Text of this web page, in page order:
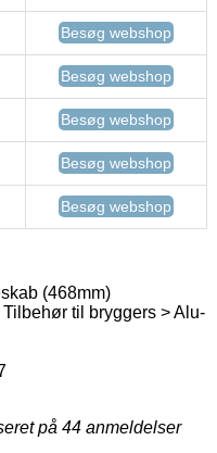
Besøg webshop
Besøg webshop
Besøg webshop
Besøg webshop
Besøg webshop
(468mm)
til bryggers > Alu-
på 44 anmeldelser